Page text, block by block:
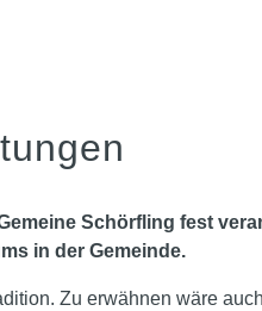
Schörfling fest
in der Gemeinde.
Zu erwähnen wäre